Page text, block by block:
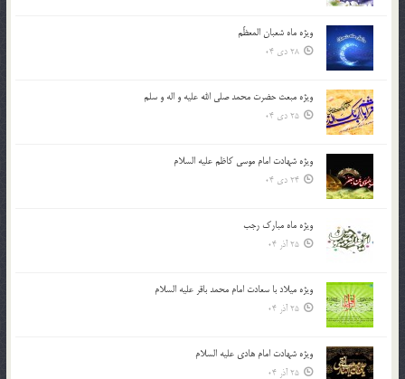
ویژه ماه شعبان المعظّم
28 دی 04
ویژه مبعث حضرت محمد صلی الله علیه و اله و سلم
25 دی 04
ویژه شهادت امام موسی کاظم علیه السلام
24 دی 04
ویژه ماه مبارک رجب
25 آذر 04
ویژه میلاد با سعادت امام محمد باقر علیه السلام
25 آذر 04
ویژه شهادت امام هادی علیه السلام
25 آذر 04